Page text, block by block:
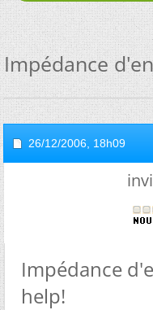
Impédance
26/12/2006, 18h09
Impédance
help!